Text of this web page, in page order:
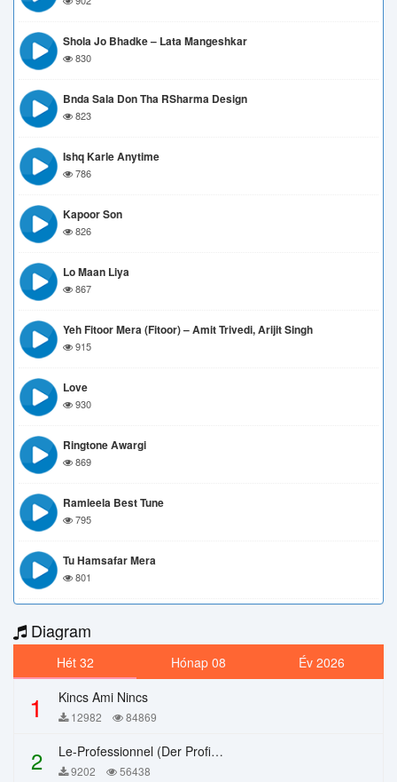
Shola Jo Bhadke – Lata Mangeshkar
830
Bnda Sala Don Tha RSharma Design
823
Ishq Karle Anytime
786
Kapoor Son
826
Lo Maan Liya
867
Yeh Fitoor Mera (Fitoor) – Amit Trivedi, Arijit Singh
915
Love
930
Ringtone Awargi
869
Ramleela Best Tune
795
Tu Hamsafar Mera
801
Diagram
Hét 32 Hónap 08 Év 2026
1 Kincs Ami Nincs
12982 84869
2 Le-Professionnel (Der Profi) – Chi Mai
9202 56438